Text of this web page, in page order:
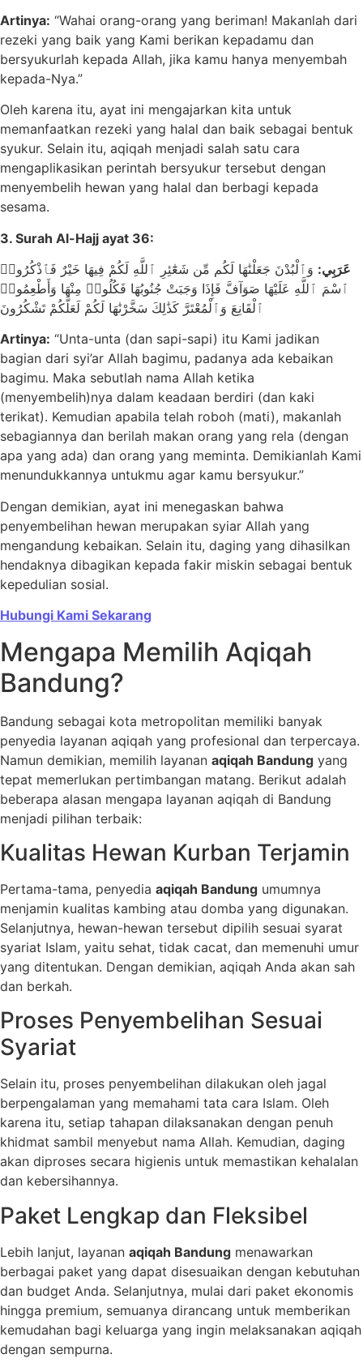
Artinya: “Wahai orang-orang yang beriman! Makanlah dari
rezeki yang baik yang Kami berikan kepadamu dan
bersyukurlah kepada Allah, jika kamu hanya menyembah
kepada-Nya.”
Oleh karena itu, ayat ini mengajarkan kita untuk
memanfaatkan rezeki yang halal dan baik sebagai bentuk
syukur. Selain itu, aqiqah menjadi salah satu cara
mengaplikasikan perintah bersyukur tersebut dengan
menyembelih hewan yang halal dan berbagi kepada
sesama.
3. Surah Al-Hajj ayat 36:
عَرَبِي: وَٱلْبُدْنَ جَعَلْنَٰهَا لَكُم مِّن شَعَٰٓئِرِ ٱللَّهِ لَكُمْ فِيهَا خَيْرٌ فَٱذْكُرُوا۟
ٱسْمَ ٱللَّهِ عَلَيْهَا صَوَآفَّ فَإِذَا وَجَبَتْ جُنُوبُهَا فَكُلُوا۟ مِنْهَا وَأَطْعِمُوا۟
ٱلْقَانِعَ وَٱلْمُعْتَرَّ كَذَٰلِكَ سَخَّرْنَٰهَا لَكُمْ لَعَلَّكُمْ تَشْكُرُونَ
Artinya: “Unta-unta (dan sapi-sapi) itu Kami jadikan
bagian dari syi’ar Allah bagimu, padanya ada kebaikan
bagimu. Maka sebutlah nama Allah ketika
(menyembelih)nya dalam keadaan berdiri (dan kaki
terikat). Kemudian apabila telah roboh (mati), makanlah
sebagiannya dan berilah makan orang yang rela (dengan
apa yang ada) dan orang yang meminta. Demikianlah Kami
menundukkannya untukmu agar kamu bersyukur.”
Dengan demikian, ayat ini menegaskan bahwa
penyembelihan hewan merupakan syiar Allah yang
mengandung kebaikan. Selain itu, daging yang dihasilkan
hendaknya dibagikan kepada fakir miskin sebagai bentuk
kepedulian sosial.
Hubungi Kami Sekarang
Mengapa Memilih Aqiqah
Bandung?
Bandung sebagai kota metropolitan memiliki banyak
penyedia layanan aqiqah yang profesional dan terpercaya.
Namun demikian, memilih layanan aqiqah Bandung yang
tepat memerlukan pertimbangan matang. Berikut adalah
beberapa alasan mengapa layanan aqiqah di Bandung
menjadi pilihan terbaik:
Kualitas Hewan Kurban Terjamin
Pertama-tama, penyedia aqiqah Bandung umumnya
menjamin kualitas kambing atau domba yang digunakan.
Selanjutnya, hewan-hewan tersebut dipilih sesuai syarat
syariat Islam, yaitu sehat, tidak cacat, dan memenuhi umur
yang ditentukan. Dengan demikian, aqiqah Anda akan sah
dan berkah.
Proses Penyembelihan Sesuai
Syariat
Selain itu, proses penyembelihan dilakukan oleh jagal
berpengalaman yang memahami tata cara Islam. Oleh
karena itu, setiap tahapan dilaksanakan dengan penuh
khidmat sambil menyebut nama Allah. Kemudian, daging
akan diproses secara higienis untuk memastikan kehalalan
dan kebersihannya.
Paket Lengkap dan Fleksibel
Lebih lanjut, layanan aqiqah Bandung menawarkan
berbagai paket yang dapat disesuaikan dengan kebutuhan
dan budget Anda. Selanjutnya, mulai dari paket ekonomis
hingga premium, semuanya dirancang untuk memberikan
kemudahan bagi keluarga yang ingin melaksanakan aqiqah
dengan sempurna.